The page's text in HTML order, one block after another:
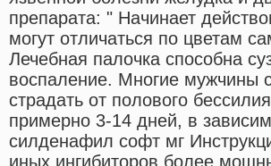
препарата: " Начинает
могут отличаться по цветам
Лечебная палочка способна
воспаление. Многие мужчины
страдать от полового
примерно 3-14 дней, в
силденафил софт мг
иных ингибиторов более